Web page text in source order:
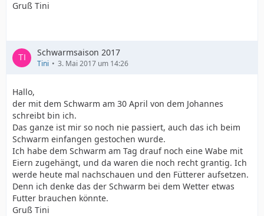
Gruß Tini
Schwarmsaison 2017
Tini 3. Mai 2017 um 14:26
Hallo,
der mit dem Schwarm am 30 April von dem Johannes
schreibt bin ich.
Das ganze ist mir so noch nie passiert, auch das ich beim
Schwarm einfangen gestochen wurde.
Ich habe dem Schwarm am Tag drauf noch eine Wabe mit
Eiern zugehängt, und da waren die noch recht grantig. Ich
werde heute mal nachschauen und den Fütterer aufsetzen.
Denn ich denke das der Schwarm bei dem Wetter etwas
Futter brauchen könnte.
Gruß Tini